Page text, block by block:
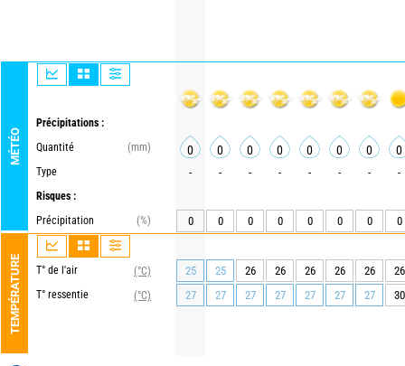
MÉTÉO
Précipitations :
Quantité
(mm)
Type
Risques :
Précipitation
(%)
TEMPÉRATURE T° de l'air
(°C)
T° ressentie
(°C)
0 0 0 0 0 0 0 0
- - - - - - - -
0 0 0 0 0 0 0 0
25 25 26 26 26 26 26
26
27
27 27 27 27 27 27 30